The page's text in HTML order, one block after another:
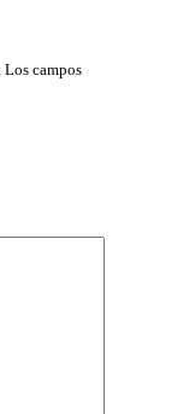
Los campos